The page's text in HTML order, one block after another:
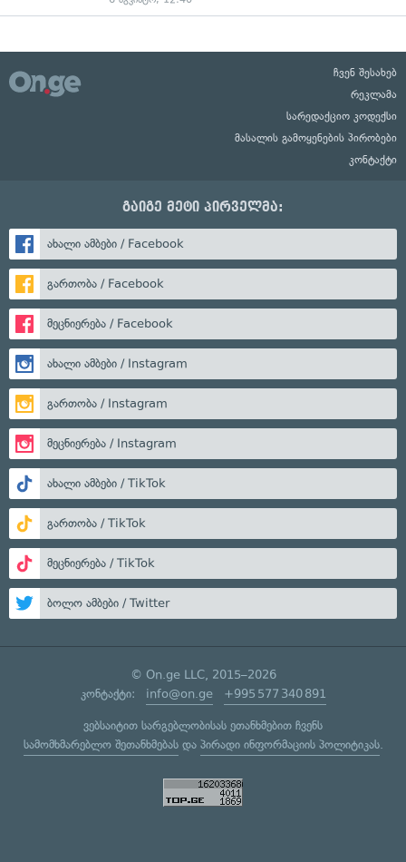
ჩვენ შესახებ
რეკლამა
სარედაქციო კოდექსი
მასალის გამოყენების პირობები
კონტაქტი
გაიგე მეტი პირველმა:
ახალი ამბები / Facebook
გართობა / Facebook
მეცნიერება / Facebook
ახალი ამბები / Instagram
გართობა / Instagram
მეცნიერება / Instagram
ახალი ამბები / TikTok
გართობა / TikTok
მეცნიერება / TikTok
ბოლო ამბები / Twitter
© On.ge LLC, 2015–2026
კონტაქტი: info@on.ge +995 577 340 891
ვებსაიტით სარგებლობისას ეთანხმებით ჩვენს
სამომხმარებლო შეთანხმებასდა პირადი ინფორმაციის პოლიტიკას.